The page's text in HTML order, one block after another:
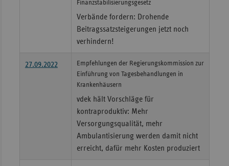
Finanzstabilisierungsgesetz
Verbände fordern: Drohende
Beitragssatzsteigerungen jetzt noch
verhindern!
27.09.2022
Empfehlungen der Regierungskommission zur
Einführung von Tagesbehandlungen in
Krankenhäusern
vdek hält Vorschläge für
kontraproduktiv: Mehr
Versorgungsqualität, mehr
Ambulantisierung werden damit nicht
erreicht, dafür mehr Kosten produziert